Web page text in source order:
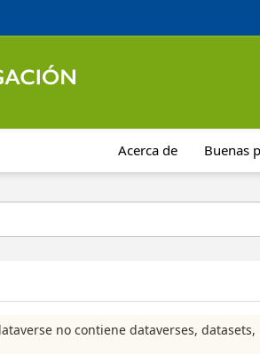
Acerca de Buenas
no contiene dataverses,